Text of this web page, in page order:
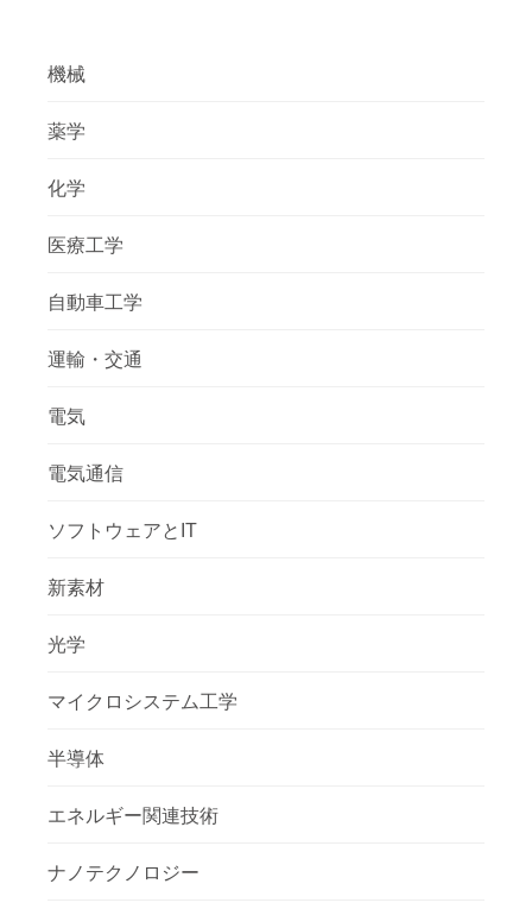
機械
薬学
化学
医療工学
自動車工学
運輸・交通
電気
電気通信
ソフトウェアとIT
新素材
光学
マイクロシステム工学
半導体
エネルギー関連技術
ナノテクノロジー